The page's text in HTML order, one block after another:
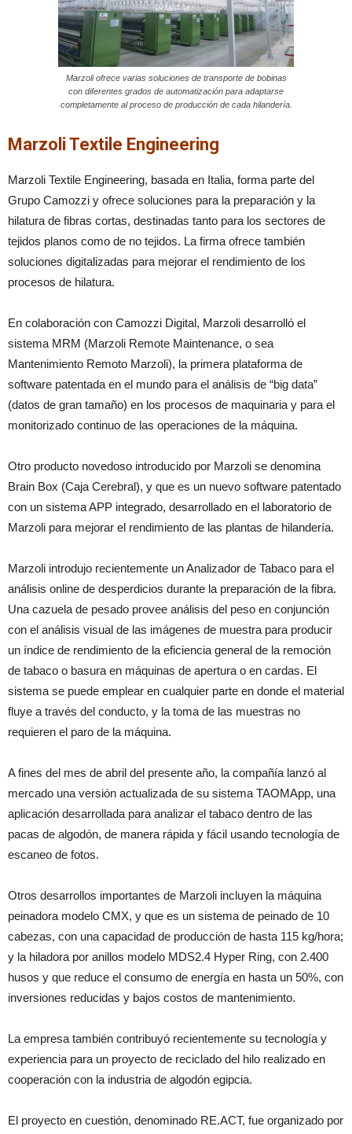
Marzoli ofrece varias soluciones de transporte de bobinas
con diferentes grados de automatización para adaptarse
completamente al proceso de producción de cada hilandería.
Marzoli Textile Engineering
Marzoli Textile Engineering, basada en Italia, forma parte del
Grupo Camozzi y ofrece soluciones para la preparación y la
hilatura de fibras cortas, destinadas tanto para los sectores de
tejidos planos como de no tejidos. La firma ofrece también
soluciones digitalizadas para mejorar el rendimiento de los
procesos de hilatura.
En colaboración con Camozzi Digital, Marzoli desarrolló el
sistema MRM (Marzoli Remote Maintenance, o sea
Mantenimiento Remoto Marzoli), la primera plataforma de
software patentada en el mundo para el análisis de “big data”
(datos de gran tamaño) en los procesos de maquinaria y para el
monitorizado continuo de las operaciones de la máquina.
Otro producto novedoso introducido por Marzoli se denomina
Brain Box (Caja Cerebral), y que es un nuevo software patentado
con un sistema APP integrado, desarrollado en el laboratorio de
Marzoli para mejorar el rendimiento de las plantas de hilandería.
Marzoli introdujo recientemente un Analizador de Tabaco para el
análisis online de desperdicios durante la preparación de la fibra.
Una cazuela de pesado provee análisis del peso en conjunción
con el análisis visual de las imágenes de muestra para producir
un índice de rendimiento de la eficiencia general de la remoción
de tabaco o basura en máquinas de apertura o en cardas. El
sistema se puede emplear en cualquier parte en donde el material
fluye a través del conducto, y la toma de las muestras no
requieren el paro de la máquina.
A fines del mes de abril del presente año, la compañía lanzó al
mercado una versión actualizada de su sistema TAOMApp, una
aplicación desarrollada para analizar el tabaco dentro de las
pacas de algodón, de manera rápida y fácil usando tecnología de
escaneo de fotos.
Otros desarrollos importantes de Marzoli incluyen la máquina
peinadora modelo CMX, y que es un sistema de peinado de 10
cabezas, con una capacidad de producción de hasta 115 kg/hora;
y la hiladora por anillos modelo MDS2.4 Hyper Ring, con 2.400
husos y que reduce el consumo de energía en hasta un 50%, con
inversiones reducidas y bajos costos de mantenimiento.
La empresa también contribuyó recientemente su tecnología y
experiencia para un proyecto de reciclado del hilo realizado en
cooperación con la industria de algodón egipcia.
El proyecto en cuestión, denominado RE.ACT, fue organizado por